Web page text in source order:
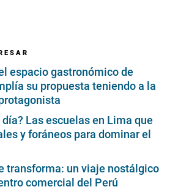
espacio gastronómico de
su propuesta teniendo a la
Las escuelas en Lima que
y foráneos para dominar el
transforma: un viaje nostálgico
comercial del Perú